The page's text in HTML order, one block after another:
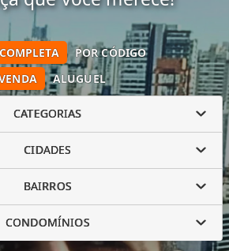
ALUGUEL
POR CÓDIGO
CATEGORIAS
CIDADES
BAIRROS
CONDOMÍNIOS